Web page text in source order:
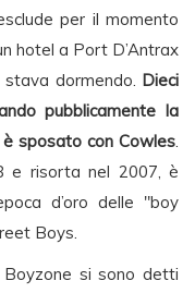
per il momento
hotel a Port D’Antrax
dormendo. Dieci
pubblicamente la
sposato con Cowles.
e risorta nel 2007, è
d’oro delle "boy
Boys.
si sono detti